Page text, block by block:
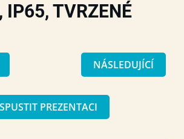
IP65, TVRZENÉ
NÁSLEDUJÍCÍ
SPUSTIT PREZENTACI